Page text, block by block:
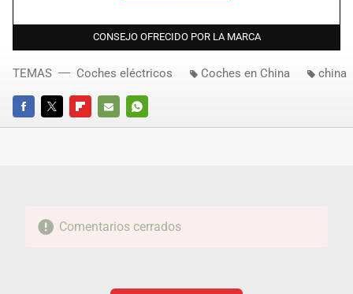
CONSEJO OFRECIDO POR LA MARCA
FACEBOOKTWITTERFLIPBOARD
E-
WHATSAPP
TEMAS Coches eléctricos Coches en China china
Comentarios cerrados